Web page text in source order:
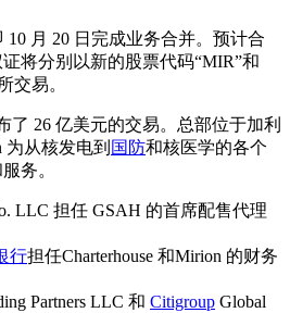
月 20 日完成业务合并。预计合
将分别以新的股票代码“MIR”和
交易。
了 26 亿美元的交易。总部位于加利
从核发电到 国防和核医学的各个
务。
LLC 担任 GSAH 的首席配售代理
行担任Charterhouse 和Mirion 的财务
Partners LLC 和 Citigroup Global